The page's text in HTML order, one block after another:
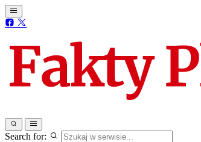
Search for: